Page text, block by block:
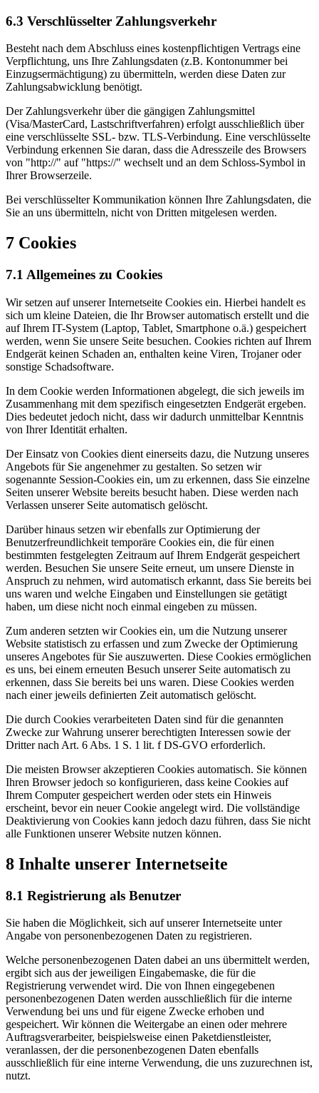
6.3 Verschlüsselter Zahlungsverkehr
Besteht nach dem Abschluss eines kostenpflichtigen Vertrags eine
Verpflichtung, uns Ihre Zahlungsdaten (z.B. Kontonummer bei
Einzugsermächtigung) zu übermitteln, werden diese Daten zur
Zahlungsabwicklung benötigt.
Der Zahlungsverkehr über die gängigen Zahlungsmittel
(Visa/MasterCard, Lastschriftverfahren) erfolgt ausschließlich über
eine verschlüsselte SSL- bzw. TLS-Verbindung. Eine verschlüsselte
Verbindung erkennen Sie daran, dass die Adresszeile des Browsers
von "http://" auf "https://" wechselt und an dem Schloss-Symbol in
Ihrer Browserzeile.
Bei verschlüsselter Kommunikation können Ihre Zahlungsdaten, die
Sie an uns übermitteln, nicht von Dritten mitgelesen werden.
7 Cookies
7.1 Allgemeines zu Cookies
Wir setzen auf unserer Internetseite Cookies ein. Hierbei handelt es
sich um kleine Dateien, die Ihr Browser automatisch erstellt und die
auf Ihrem IT-System (Laptop, Tablet, Smartphone o.ä.) gespeichert
werden, wenn Sie unsere Seite besuchen. Cookies richten auf Ihrem
Endgerät keinen Schaden an, enthalten keine Viren, Trojaner oder
sonstige Schadsoftware.
In dem Cookie werden Informationen abgelegt, die sich jeweils im
Zusammenhang mit dem spezifisch eingesetzten Endgerät ergeben.
Dies bedeutet jedoch nicht, dass wir dadurch unmittelbar Kenntnis
von Ihrer Identität erhalten.
Der Einsatz von Cookies dient einerseits dazu, die Nutzung unseres
Angebots für Sie angenehmer zu gestalten. So setzen wir
sogenannte Session-Cookies ein, um zu erkennen, dass Sie einzelne
Seiten unserer Website bereits besucht haben. Diese werden nach
Verlassen unserer Seite automatisch gelöscht.
Darüber hinaus setzen wir ebenfalls zur Optimierung der
Benutzerfreundlichkeit temporäre Cookies ein, die für einen
bestimmten festgelegten Zeitraum auf Ihrem Endgerät gespeichert
werden. Besuchen Sie unsere Seite erneut, um unsere Dienste in
Anspruch zu nehmen, wird automatisch erkannt, dass Sie bereits bei
uns waren und welche Eingaben und Einstellungen sie getätigt
haben, um diese nicht noch einmal eingeben zu müssen.
Zum anderen setzten wir Cookies ein, um die Nutzung unserer
Website statistisch zu erfassen und zum Zwecke der Optimierung
unseres Angebotes für Sie auszuwerten. Diese Cookies ermöglichen
es uns, bei einem erneuten Besuch unserer Seite automatisch zu
erkennen, dass Sie bereits bei uns waren. Diese Cookies werden
nach einer jeweils definierten Zeit automatisch gelöscht.
Die durch Cookies verarbeiteten Daten sind für die genannten
Zwecke zur Wahrung unserer berechtigten Interessen sowie der
Dritter nach Art. 6 Abs. 1 S. 1 lit. f DS-GVO erforderlich.
Die meisten Browser akzeptieren Cookies automatisch. Sie können
Ihren Browser jedoch so konfigurieren, dass keine Cookies auf
Ihrem Computer gespeichert werden oder stets ein Hinweis
erscheint, bevor ein neuer Cookie angelegt wird. Die vollständige
Deaktivierung von Cookies kann jedoch dazu führen, dass Sie nicht
alle Funktionen unserer Website nutzen können.
8 Inhalte unserer Internetseite
8.1 Registrierung als Benutzer
Sie haben die Möglichkeit, sich auf unserer Internetseite unter
Angabe von personenbezogenen Daten zu registrieren.
Welche personenbezogenen Daten dabei an uns übermittelt werden,
ergibt sich aus der jeweiligen Eingabemaske, die für die
Registrierung verwendet wird. Die von Ihnen eingegebenen
personenbezogenen Daten werden ausschließlich für die interne
Verwendung bei uns und für eigene Zwecke erhoben und
gespeichert. Wir können die Weitergabe an einen oder mehrere
Auftragsverarbeiter, beispielsweise einen Paketdienstleister,
veranlassen, der die personenbezogenen Daten ebenfalls
ausschließlich für eine interne Verwendung, die uns zuzurechnen ist,
nutzt.